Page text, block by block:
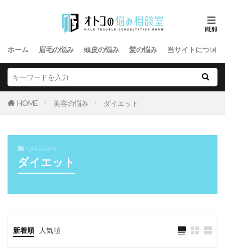
ホーム 眉毛の悩み 頭皮の悩み 髪の悩み 当サイトについて
HOME 美容の悩み ダイエット
CATEGORY
ダイエット
新着順 人気順